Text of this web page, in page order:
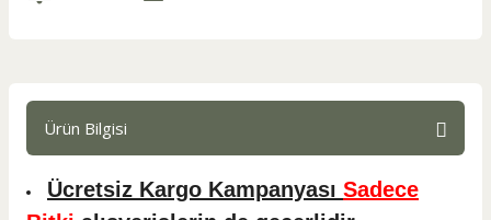
Ürün Bilgisi
Ücretsiz Kargo Kampanyası Sadece